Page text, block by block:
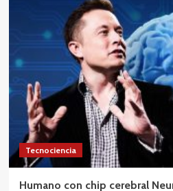
Tecnociencia
Humano con chip cerebral